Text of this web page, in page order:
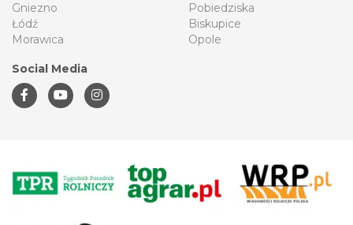
Gniezno
Łódź
Morawica
Pobiedziska
Biskupice
Opole
Social Media